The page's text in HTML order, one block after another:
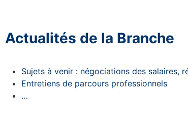
Actualités de la Branche
Sujets à venir : négociations des salaires,
Entretiens de parcours professionnels
…